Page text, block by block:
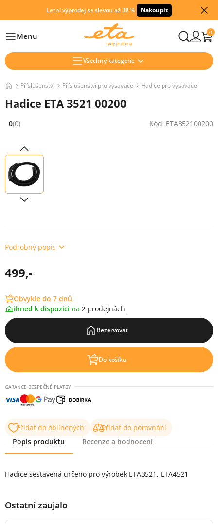
Letní výprodej se slevou až 38 % Nakoupit
HlavníMenu 0
Všechny kategorie
Příslušenství Příslušenství pro vysavače Hadice pro vysavače
Hadice ETA 3521 00200
Hodnocení: 0 z 5 (0 recenzí)
0(0) Kód: ETA352100200
Podrobný popis
499,-
Obvykle do 7 dnů
ihned k dispozici na 2 prodejnách
Rezervovat
Do košíku
GARANCE BEZPEČNÉ PLATBY
Přidat do oblíbených
Přidat do porovnání
Popis produktu
Recenze a hodnocení
Hadice sestavená určeno pro výrobek ETA3521, ETA4521
Ostatní zaujalo